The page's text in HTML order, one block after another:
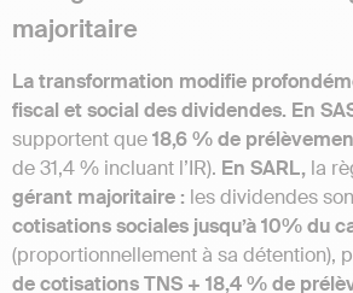
majoritaire
La transformation modifie
fiscal et social des dividendes. En
supportent que18,6 % de
de 31,4 % incluant l’IR). En SARL, la
gérant majoritaire : les dividendes
cotisations sociales jusqu’à 10% du
(proportionnellement à sa détention),
de cotisations TNS + 18,4 % de